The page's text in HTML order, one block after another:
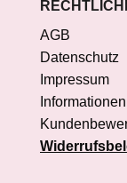
AGB
Datenschutz
Impressum